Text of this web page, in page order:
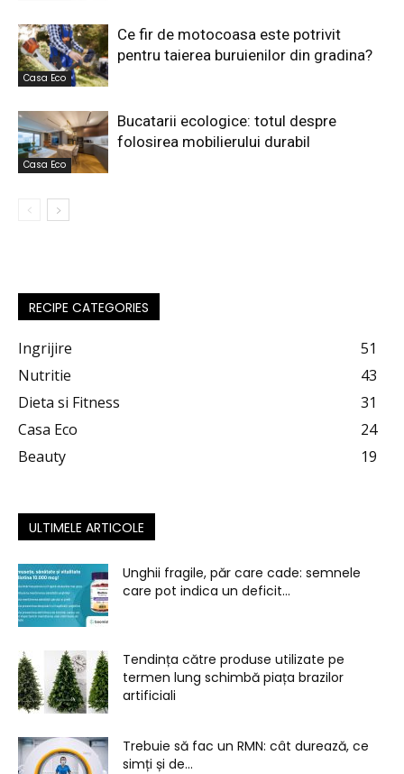
Casa Eco
Ce fir de motocoasa este potrivit
pentru taierea buruienilor din gradina?
Casa Eco
Bucatarii ecologice: totul despre
folosirea mobilierului durabil
RECIPE CATEGORIES
Ingrijire
51
Nutritie
43
Dieta si Fitness
31
Casa Eco
24
Beauty
19
ULTIMELE ARTICOLE
Unghii fragile, păr care cade: semnele
care pot indica un deficit...
Tendința către produse utilizate pe
termen lung schimbă piața brazilor
artificiali
Trebuie să fac un RMN: cât durează, ce
simți și de...